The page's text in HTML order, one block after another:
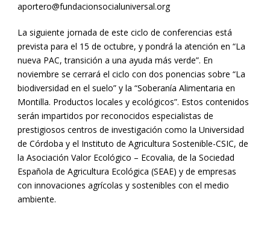
aportero@fundacionsocialuniversal.org
La siguiente jornada de este ciclo de conferencias está
prevista para el 15 de octubre, y pondrá la atención en “La
nueva PAC, transición a una ayuda más verde”. En
noviembre se cerrará el ciclo con dos ponencias sobre “La
biodiversidad en el suelo” y la “Soberanía Alimentaria en
Montilla. Productos locales y ecológicos”. Estos contenidos
serán impartidos por reconocidos especialistas de
prestigiosos centros de investigación como la Universidad
de Córdoba y el Instituto de Agricultura Sostenible-CSIC, de
la Asociación Valor Ecológico – Ecovalia, de la Sociedad
Española de Agricultura Ecológica (SEAE) y de empresas
con innovaciones agrícolas y sostenibles con el medio
ambiente.